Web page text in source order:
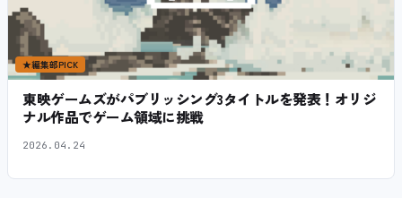
★編集部PICK
東映ゲームズがパブリッシング3タイトルを発表！オリジ
ナル作品でゲーム領域に挑戦
2026.04.24